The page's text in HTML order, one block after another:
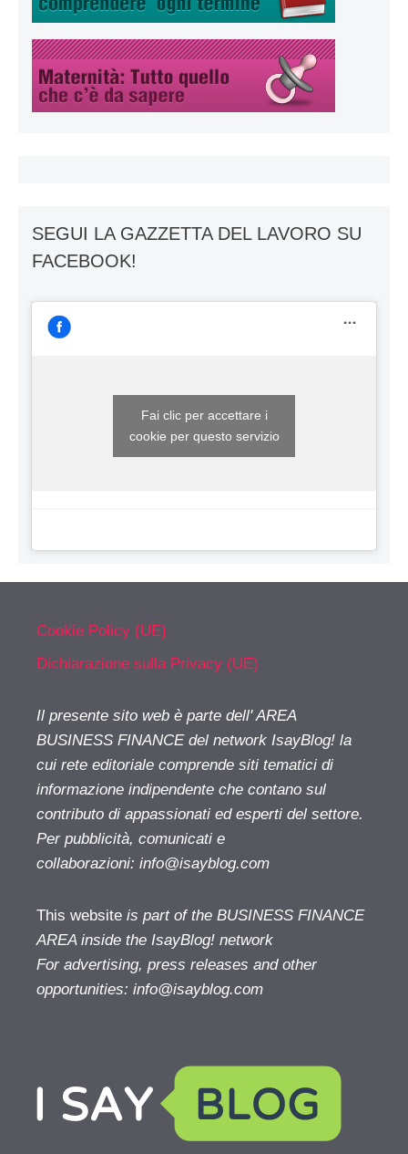
SEGUI LA GAZZETTA DEL LAVORO SU
FACEBOOK!
Fai clic per accettare i
cookie per questo servizio
Cookie Policy (UE)
Dichiarazione sulla Privacy (UE)
Il presente sito web è parte dell' AREA
BUSINESS FINANCE del network IsayBlog! la
cui rete editoriale comprende siti tematici di
informazione indipendente che contano sul
contributo di appassionati ed esperti del settore.
Per pubblicità, comunicati e
collaborazioni: info@isayblog.com
This website is part of the BUSINESS FINANCE
AREA inside the IsayBlog! network
For advertising, press releases and other
opportunities: info@isayblog.com